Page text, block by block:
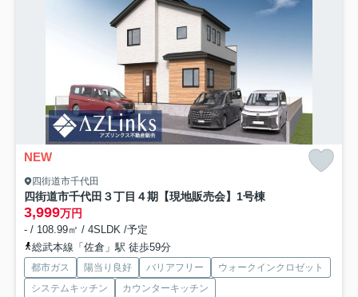
NEW
四街道市千代田
四街道市千代田３丁目４期【現地販売会】 1号棟
3,999万円
- / 108.99㎡ / 4SLDK /予定
総武本線「佐倉」駅 徒歩59分
都市ガス 陽当り良好 バリアフリー
ウォークインクロゼット
システムキッチン
カウンターキッチン